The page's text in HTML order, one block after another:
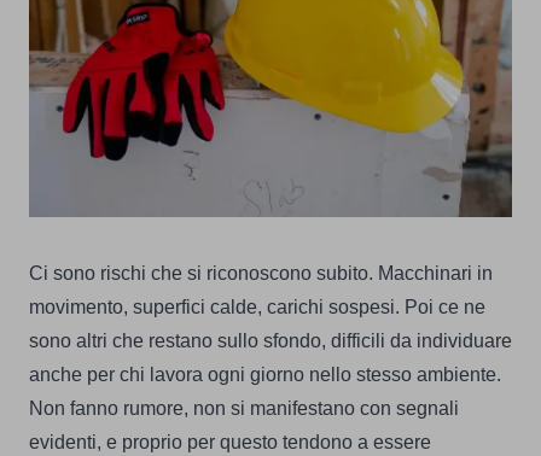
Ci sono rischi che si riconoscono subito. Macchinari in
movimento, superfici calde, carichi sospesi. Poi ce ne
sono altri che restano sullo sfondo, difficili da individuare
anche per chi lavora ogni giorno nello stesso ambiente.
Non fanno rumore, non si manifestano con segnali
evidenti, e proprio per questo tendono a essere